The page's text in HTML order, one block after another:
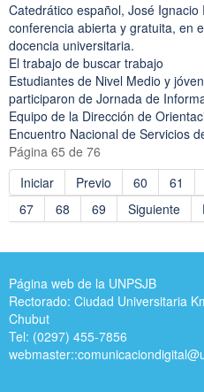
Catedrático español, José
conferencia abierta y gratuita, en
docencia universitaria.
El trabajo de buscar trabajo
Estudiantes de Nivel Medio y
participaron de Jornada de
Equipo de la Dirección de
Encuentro Nacional de Servicios
Página 65 de 76
Iniciar
Previo 60 61
67
68 69 Siguiente
Página web de la UNPSJB
Rectorado: Ciudad Universitaria
Chubut
Tel: (0297) 455-7856
webmaster::